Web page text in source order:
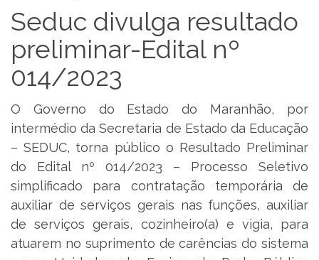
Seduc divulga resultado
preliminar-Edital nº
014/2023
O Governo do Estado do Maranhão, por
intermédio da Secretaria de Estado da Educação
– SEDUC, torna público o Resultado Preliminar
do Edital nº 014/2023 – Processo Seletivo
simplificado para contratação temporária de
auxiliar de serviços gerais nas funções, auxiliar
de serviços gerais, cozinheiro(a) e vigia, para
atuarem no suprimento de carências do sistema